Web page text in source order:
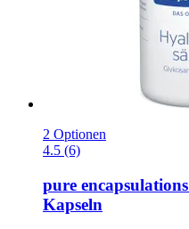
2 Optionen
4.5 (6)
pure encapsulations
Kapseln